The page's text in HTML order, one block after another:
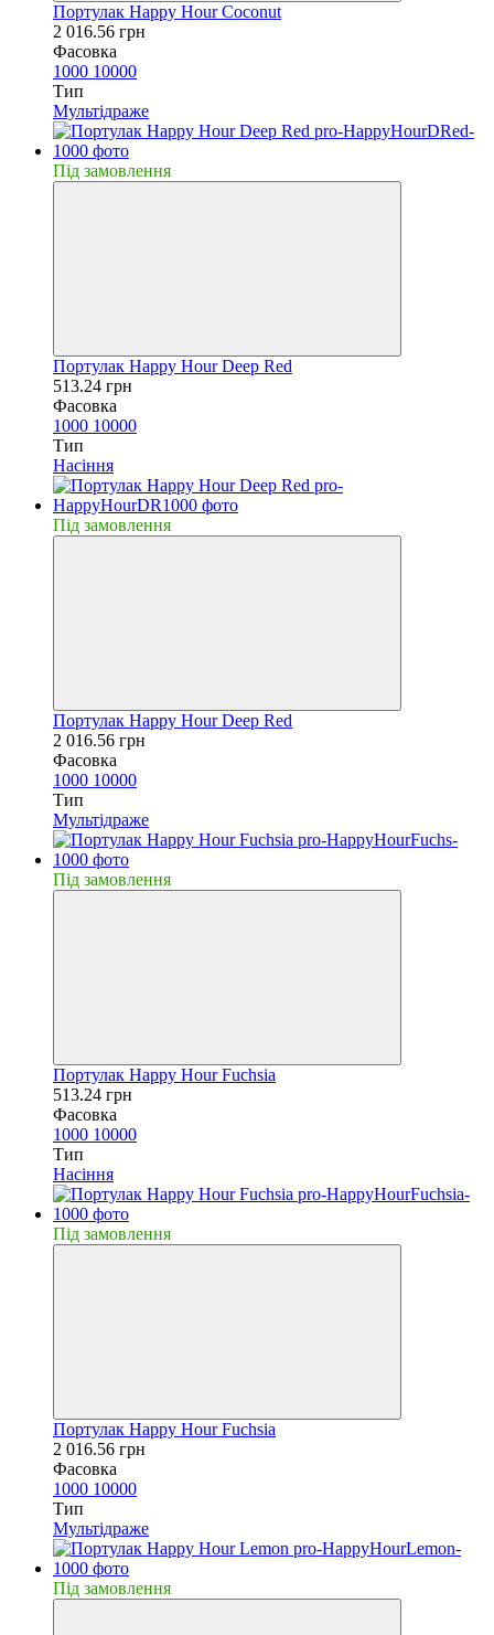
Портулак Happy Hour Coconut
2 016.56 грн
Фасовка
1000 10000
Тип
Мультідраже
Пiд замовлення
Портулак Happy Hour Deep Red
513.24 грн
Фасовка
1000 10000
Тип
Насiння
Пiд замовлення
Портулак Happy Hour Deep Red
2 016.56 грн
Фасовка
1000 10000
Тип
Мультідраже
Пiд замовлення
Портулак Happy Hour Fuchsia
513.24 грн
Фасовка
1000 10000
Тип
Насiння
Пiд замовлення
Портулак Happy Hour Fuchsia
2 016.56 грн
Фасовка
1000 10000
Тип
Мультідраже
Пiд замовлення